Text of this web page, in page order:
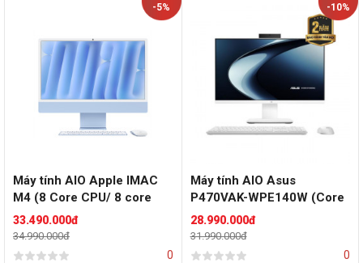
-5%
Máy tính AIO Apple IMAC
M4 (8 Core CPU/ 8 core
GPU/ 16GB/ 256GB SSD/
24inch/ Blue)
33.490.000đ
34.990.000đ
0
-10%
Máy tính AIO Asus
P470VAK-WPE140W (Core
5 210H/ 16GB/ 512GB
SSD/ 27inch/ Key + Mouse
Wireless/ Win11/ 2Y)
28.990.000đ
31.990.000đ
0